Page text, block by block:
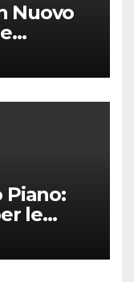
Nuovo
Piano:
le